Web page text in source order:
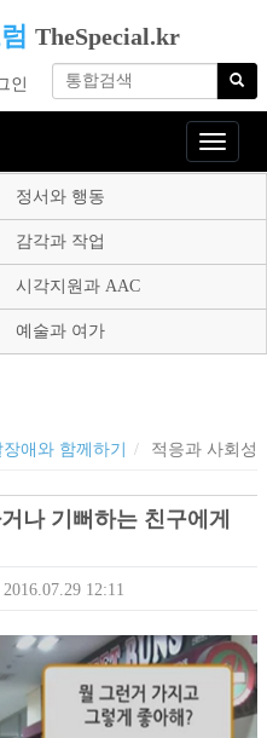
TheSpecial.kr
인
Toggle
정서와 행동
감각과 작업
시각지원과 AAC
예술과 여가
애와 함께하기 적응과 사회성
나 기뻐하는 친구에게
2016.07.29 12:11